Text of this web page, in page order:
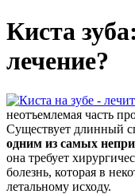
Киста
лечение?
неотъемлемая часть
Существует длинный
одним из самых
она требует
болезнь, которая в
летальному исходу.